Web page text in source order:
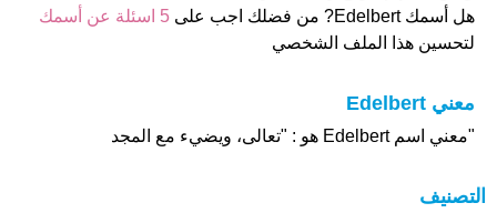
هل أسمك Edelbert? من فضلك اجب على
5 اسئلة عن أسمك
لتحسين هذا الملف الشخصي
معني Edelbert
"معني اسم Edelbert هو : "تعالى، ويضيء مع المجد
التصنيف